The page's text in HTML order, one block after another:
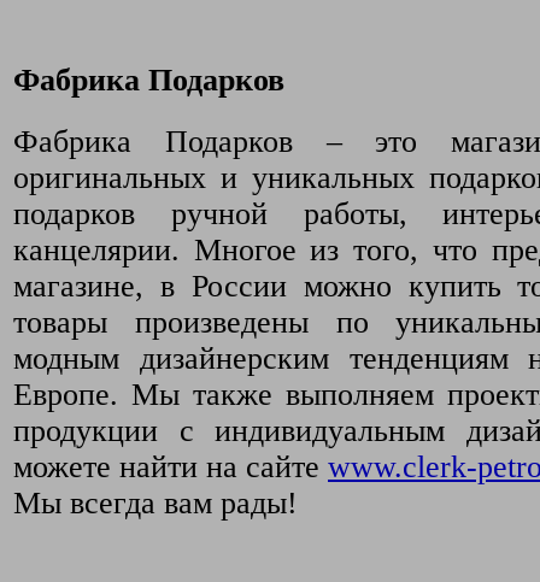
Фабрика Подарков
Фабрика Подарков – это
оригинальных и уникальных
подарков ручной работы,
канцелярии. Многое из того, что
магазине, в России можно купить
товары произведены по
модным дизайнерским тенденциям
Европе. Мы также выполняем
продукции с индивидуальным
можете найти на сайте www.clerk-
Мы всегда вам рады!